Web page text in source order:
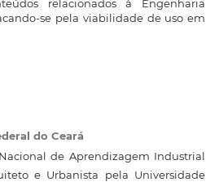
relacionados à Engenharia
se pela viabilidade de uso em
do Ceará
de Aprendizagem Industrial
e Urbanista pela Universidade